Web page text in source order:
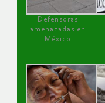
Defensoras
amenazadas en
México